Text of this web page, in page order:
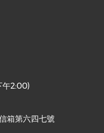
午2:00)
箱第六四七號